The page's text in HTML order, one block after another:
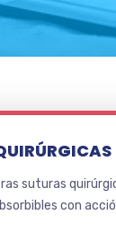
suturas
con